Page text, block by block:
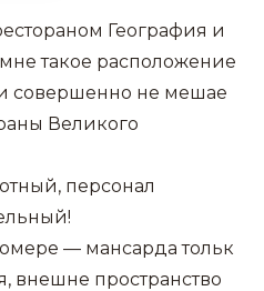
География и
такое расположение
совершенно не мешае
Великого
персонал
— мансарда тольк
внешне пространство